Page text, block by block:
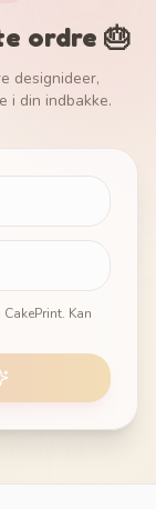
ordre 🎂
designideer,
i din indbakke.
Kan